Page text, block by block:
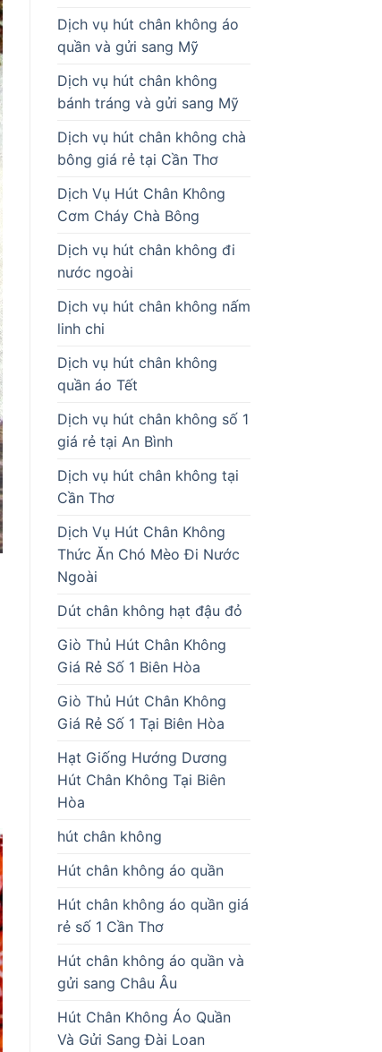
Dịch vụ hút chân không áo
quần và gửi sang Mỹ
Dịch vụ hút chân không
bánh tráng và gửi sang Mỹ
Dịch vụ hút chân không chà
bông giá rẻ tại Cần Thơ
Dịch Vụ Hút Chân Không
Cơm Cháy Chà Bông
Dịch vụ hút chân không đi
nước ngoài
Dịch vụ hút chân không nấm
linh chi
Dịch vụ hút chân không
quần áo Tết
Dịch vụ hút chân không số 1
giá rẻ tại An Bình
Dịch vụ hút chân không tại
Cần Thơ
Dịch Vụ Hút Chân Không
Thức Ăn Chó Mèo Đi Nước
Ngoài
Dút chân không hạt đậu đỏ
Giò Thủ Hút Chân Không
Giá Rẻ Số 1 Biên Hòa
Giò Thủ Hút Chân Không
Giá Rẻ Số 1 Tại Biên Hòa
Hạt Giống Hướng Dương
Hút Chân Không Tại Biên
Hòa
hút chân không
Hút chân không áo quần
Hút chân không áo quần giá
rẻ số 1 Cần Thơ
Hút chân không áo quần và
gửi sang Châu Âu
Hút Chân Không Áo Quần
Và Gửi Sang Đài Loan